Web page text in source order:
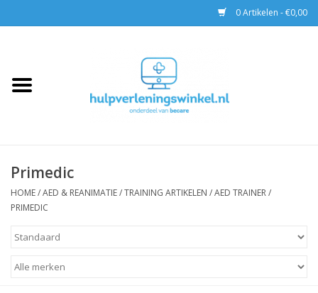
0 Artikelen - €0,00
EHBO
Trainingen
Primedic
HOME/AED & REANIMATIE/TRAINING ARTIKELEN /AED TRAINER/
PRIMEDIC